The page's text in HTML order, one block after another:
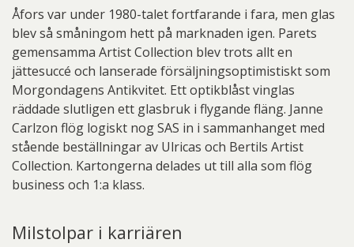
Åfors var under 1980-talet fortfarande i fara, men glas
blev så småningom hett på marknaden igen. Parets
gemensamma Artist Collection blev trots allt en
jättesuccé och lanserade försäljningsoptimistiskt som
Morgondagens Antikvitet. Ett optikblåst vinglas
räddade slutligen ett glasbruk i flygande fläng. Janne
Carlzon flög logiskt nog SAS in i sammanhanget med
stående beställningar av Ulricas och Bertils Artist
Collection. Kartongerna delades ut till alla som flög
business och 1:a klass.
Milstolpar i karriären